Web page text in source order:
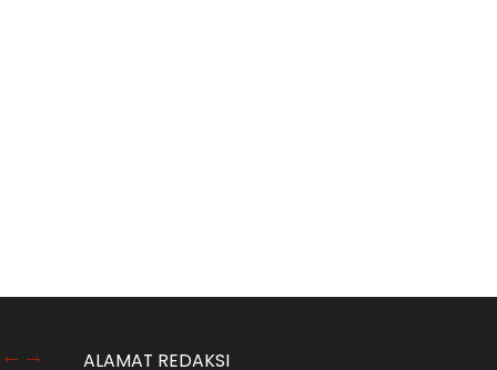
ALAMAT REDAKSI